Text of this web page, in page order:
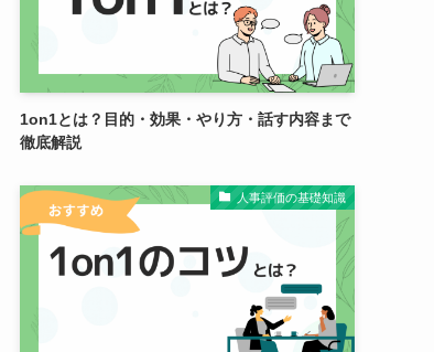
1on1とは？目的・効果・やり方・話す内容まで
徹底解説
人事評価の基礎知識